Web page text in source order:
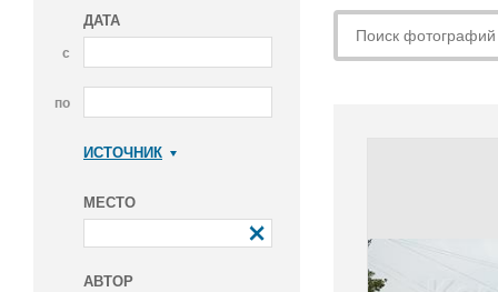
ДАТА
с
по
ИСТОЧНИК
МЕСТО
АВТОР